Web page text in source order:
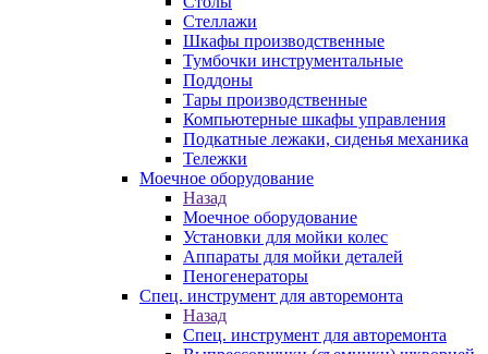
Стеллажи
Шкафы производственные
Тумбочки инструментальные
Поддоны
Тары производственные
Компьютерные шкафы управления
Подкатные лежаки, сиденья механика
Тележки
Моечное оборудование
Назад
Моечное оборудование
Установки для мойки колес
Аппараты для мойки деталей
Пеногенераторы
Спец. инструмент для авторемонта
Назад
Спец. инструмент для авторемонта